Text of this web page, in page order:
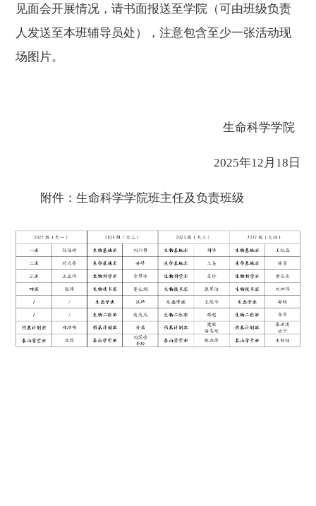
见面会开展情况，请书面报送至学院（可由班级负责
人发送至本班辅导员处），注意包含至少一张活动现
场图片。
生命科学学院
2025年12月18日
附件： 生命科学学院班主任及负责班级